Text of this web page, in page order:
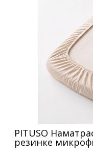
PITUSO
резинке